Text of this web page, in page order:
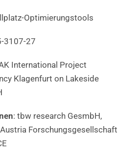
Optimierungstools
3107-27
International Project
Klagenfurt on Lakeside
: tbw research GesmbH,
Forschungsgesellschaft